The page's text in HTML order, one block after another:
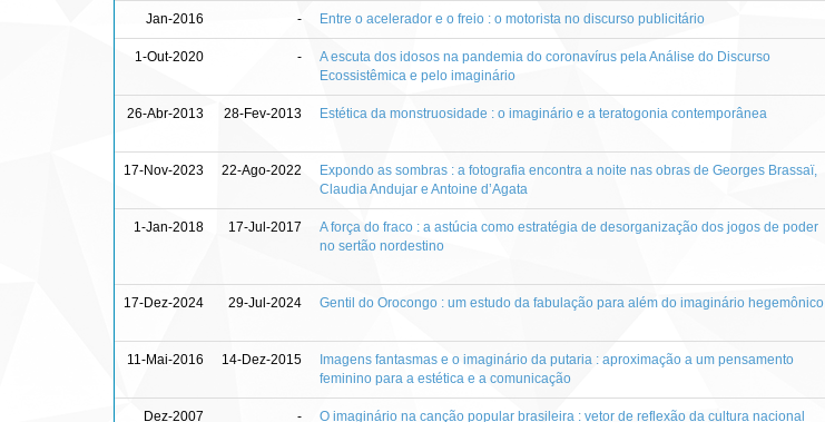
Jan-2016 - Entre o acelerador e o freio : o motorista no discurso publicitário
1-Out-2020 -
A escuta dos idosos na pandemia do coronavírus pela Análise do Discurso
Ecossistêmica e pelo imaginário
26-Abr-2013 28-Fev-2013 Estética da monstruosidade : o imaginário e a teratogonia contemporânea
17-Nov-2023 22-Ago-2022
Expondo as sombras : a fotografia encontra a noite nas obras de Georges Brassaï,
Claudia Andujar e Antoine d’Agata
1-Jan-2018 17-Jul-2017
A força do fraco : a astúcia como estratégia de desorganização dos jogos de poder
no sertão nordestino
17-Dez-2024 29-Jul-2024 Gentil do Orocongo : um estudo da fabulação para além do imaginário hegemônico
11-Mai-2016 14-Dez-2015
Imagens fantasmas e o imaginário da putaria : aproximação a um pensamento
feminino para a estética e a comunicação
Dez-2007 - O imaginário na canção popular brasileira : vetor de reflexão da cultura nacional